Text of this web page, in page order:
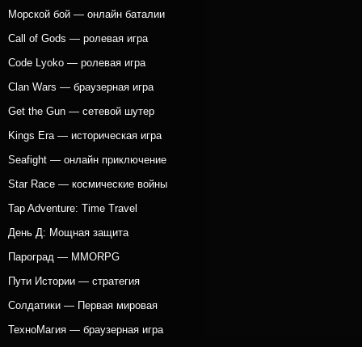
Морской бой — онлайн баталии
Call of Gods — ролевая игра
Code Lyoko — ролевая игра
Clan Wars — браузерная игра
Get the Gun — сетевой шутер
Kings Era — историческая игра
Seafight — онлайн приключение
Star Race — космические войны
Tap Adventure: Time Travel
День Д: Мощная защита
Пароград — MMORPG
Пути Истории — стратегия
Солдатики — Первая мировая
ТехноМагия — браузерная игра